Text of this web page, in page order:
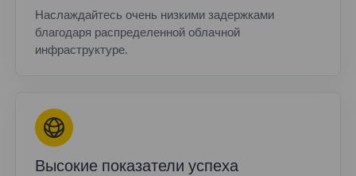
Наслаждайтесь очень низкими задержками
благодаря распределенной облачной
инфраструктуре.
Высокие показатели успеха